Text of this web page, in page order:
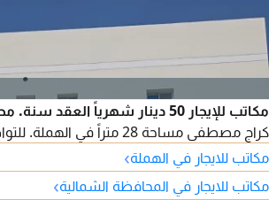
مكاتب للإيجار 50 دينار شهرياً العقد
كراج مصطفى مساحة 28 متراً في الهملة. للتواصل.
مكاتب للايجار في الهملة›
مكاتب للايجار في المحافظة الشمالية›